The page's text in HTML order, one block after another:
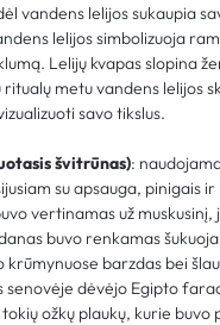
vandens lelijos sukaupia
lelijos simbolizuoja
Lelijų kvapas slopina
metu vandens lelijos
savo tikslus.
švitrūnas):
su apsauga, pinigais
vertinamas už muskusinį,
buvo renkamas
krūmynuose barzdas bei
senovėje dėvėjo Egipto
ožkų plaukų, kurie buvo